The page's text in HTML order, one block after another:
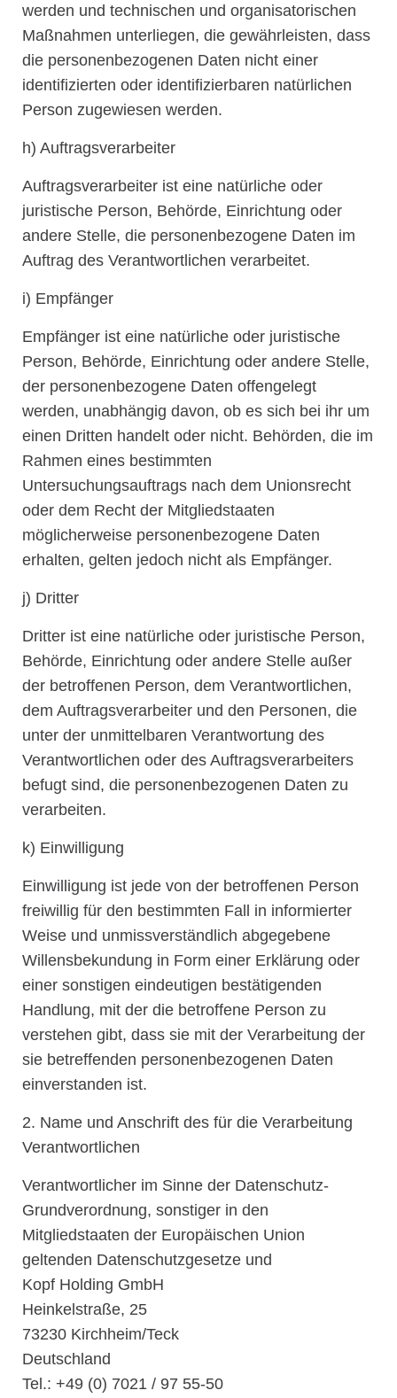
werden und technischen und organisatorischen
Maßnahmen unterliegen, die gewährleisten, dass
die personenbezogenen Daten nicht einer
identifizierten oder identifizierbaren natürlichen
Person zugewiesen werden.
h) Auftragsverarbeiter
Auftragsverarbeiter ist eine natürliche oder
juristische Person, Behörde, Einrichtung oder
andere Stelle, die personenbezogene Daten im
Auftrag des Verantwortlichen verarbeitet.
i) Empfänger
Empfänger ist eine natürliche oder juristische
Person, Behörde, Einrichtung oder andere Stelle,
der personenbezogene Daten offengelegt
werden, unabhängig davon, ob es sich bei ihr um
einen Dritten handelt oder nicht. Behörden, die im
Rahmen eines bestimmten
Untersuchungsauftrags nach dem Unionsrecht
oder dem Recht der Mitgliedstaaten
möglicherweise personenbezogene Daten
erhalten, gelten jedoch nicht als Empfänger.
j) Dritter
Dritter ist eine natürliche oder juristische Person,
Behörde, Einrichtung oder andere Stelle außer
der betroffenen Person, dem Verantwortlichen,
dem Auftragsverarbeiter und den Personen, die
unter der unmittelbaren Verantwortung des
Verantwortlichen oder des Auftragsverarbeiters
befugt sind, die personenbezogenen Daten zu
verarbeiten.
k) Einwilligung
Einwilligung ist jede von der betroffenen Person
freiwillig für den bestimmten Fall in informierter
Weise und unmissverständlich abgegebene
Willensbekundung in Form einer Erklärung oder
einer sonstigen eindeutigen bestätigenden
Handlung, mit der die betroffene Person zu
verstehen gibt, dass sie mit der Verarbeitung der
sie betreffenden personenbezogenen Daten
einverstanden ist.
2. Name und Anschrift des für die Verarbeitung
Verantwortlichen
Verantwortlicher im Sinne der Datenschutz-
Grundverordnung, sonstiger in den
Mitgliedstaaten der Europäischen Union
geltenden Datenschutzgesetze und
Kopf Holding GmbH
Heinkelstraße, 25
73230 Kirchheim/Teck
Deutschland
Tel.: +49 (0) 7021 / 97 55-50